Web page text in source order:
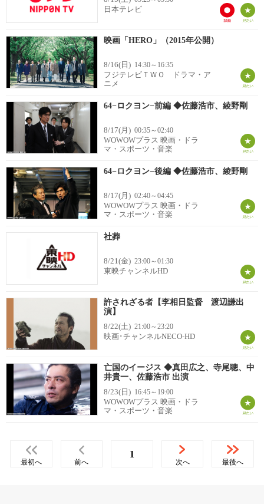
日本テレビ
映画「HERO」（2015年公開）
8/16(日) 14:30～16:35
フジテレビＴＷＯ ドラマ・ア
ニメ
64−ロクヨン−前編 ◆佐藤浩市、綾野剛
8/17(月) 00:35～02:40
WOWOWプラス 映画・ドラ
マ・スポーツ・音楽
64−ロクヨン−後編 ◆佐藤浩市、綾野剛
8/17(月) 02:40～04:45
WOWOWプラス 映画・ドラ
マ・スポーツ・音楽
社葬
8/21(金) 23:00～01:30
東映チャンネルHD
許されざる者【李相日監督 渡辺謙出
演】
8/22(土) 21:00～23:20
映画･チャンネルNECO-HD
亡国のイージス ◆真田広之、寺尾聰、中
井貴一、佐藤浩市 出演
8/23(日) 16:45～19:00
WOWOWプラス 映画・ドラ
マ・スポーツ・音楽
最初へ 前へ
1
次へ 最後へ